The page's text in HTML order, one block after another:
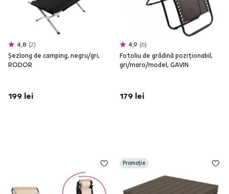
4,8 2
Şezlong de camping, negru/gri,
RODOR
199 lei
4,9 6
Fotoliu de grădină poziţionabil,
gri/maro/model, GAVIN
179 lei
Promoție